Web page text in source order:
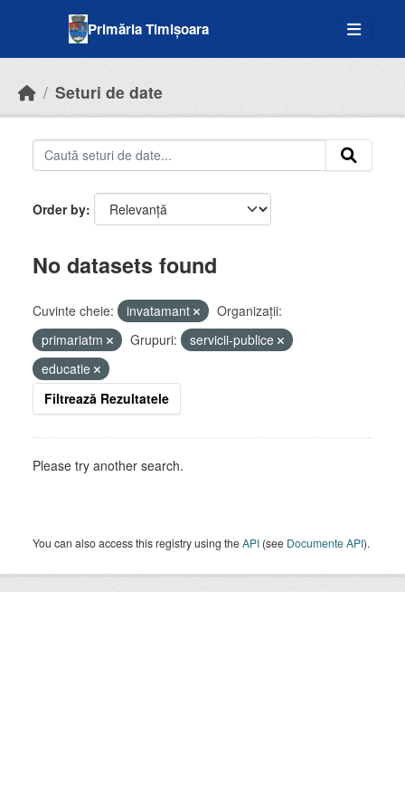
Primăria Timișoara
Seturi de date
Order by
No datasets found
Cuvinte cheie: invatamant
Organizații:
primariatm
Grupuri:
servicii-publice
educatie
Filtrează Rezultatele
Please try another search.
You can also access this registry using theAPI (see Documente API).